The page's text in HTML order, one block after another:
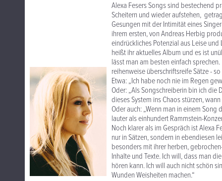
Alexa Fesers Songs sind bestechend
Scheitern und wieder aufstehen,
Gesungen mit der Intimität eines
ihrem ersten, von Andreas Herbig
eindrückliches Potenzial aus Leise
heißt ihr aktuelles Album und es ist
lässt man am besten einfach
reihenweise überschriftsreife Sätze -
Etwa: „Ich habe noch nie im Regen
Oder: „Als Songschreiberin bin ich die
dieses System ins Chaos stürzen,
Oder auch: „Wenn man in einem
lauter als einhundert Rammstein-
Noch klarer als im Gespräch ist Alexa
nur in Sätzen, sondern in ebendiesen
besonders mit ihrer herben,
Inhalte und Texte. Ich will, dass man
hören kann. Ich will auch nicht schön
Wunden Weisheiten machen.“